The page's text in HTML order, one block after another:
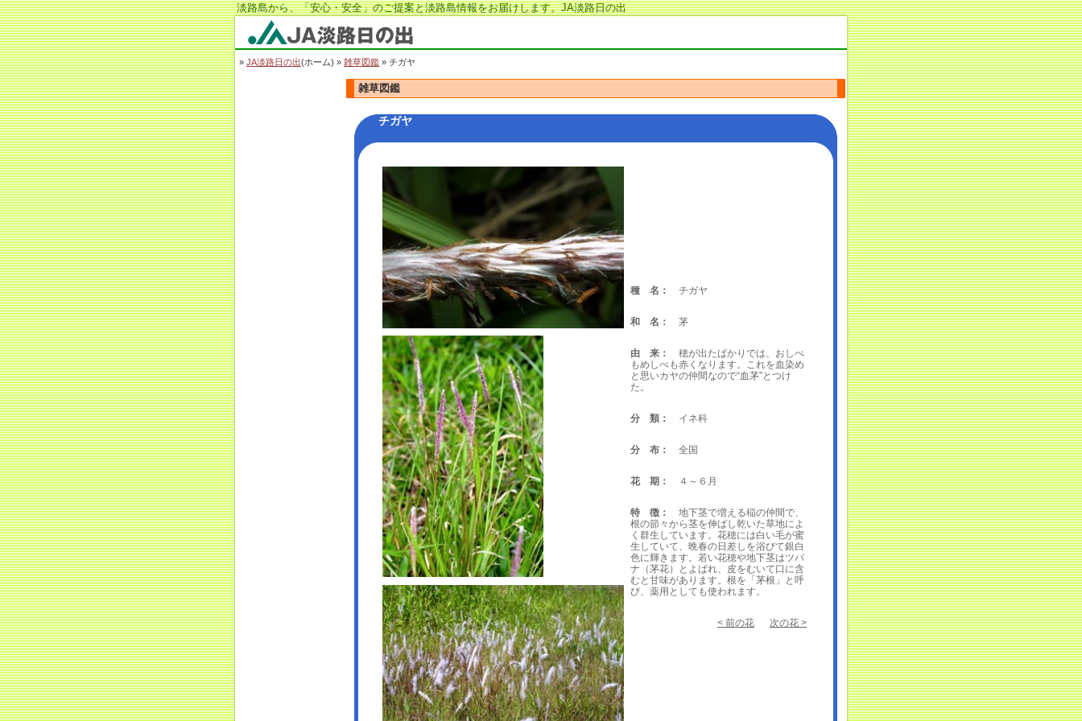
淡路島から、「安心・安全」のご提案と淡路島情報をお届けします。JA淡路日の出
JA淡路日の出
» JA淡路日の出(ホーム) » 雑草図鑑 » チガヤ
雑草図鑑
チガヤ
種 名： チガヤ
和 名： 茅
由 来：
穂が出たばかりでは、おしべ
もめしべも赤くなります。これを血染め
と思いカヤの仲間なので“血茅”とつけ
た。
分 類： イネ科
分 布： 全国
花 期： ４～６月
特 徴：
地下茎で増える稲の仲間で、
根の節々から茎を伸ばし乾いた草地によ
く群生しています。花穂には白い毛が蜜
生していて、晩春の日差しを浴びて銀白
色に輝きます。若い花穂や地下茎はツバ
ナ（茅花）とよばれ、皮をむいて口に含
むと甘味があります。根を「茅根」と呼
び、薬用としても使われます。
< 前の花 次の花 >